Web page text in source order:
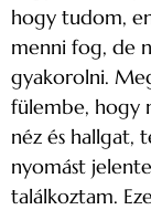
hogy tudom,
menni fog, de
gyakorolni.
fülembe, hogy
néz és hallgat,
nyomást
találkoztam.